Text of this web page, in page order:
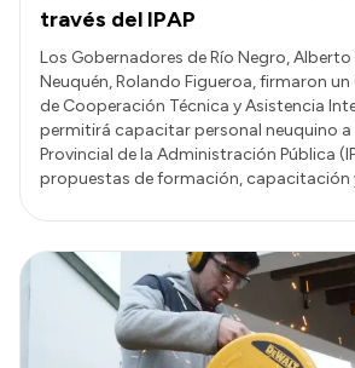
través del IPAP
Los Gobernadores de Río Negro, Alberto
Neuquén, Rolando Figueroa, firmaron
de Cooperación Técnica y Asistencia
permitirá capacitar personal neuquino
Provincial de la Administración Pública
propuestas de formación, capacitación